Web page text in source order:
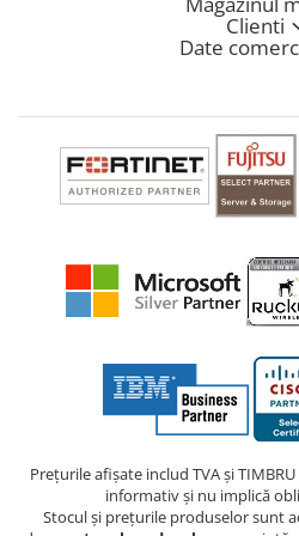
Clienti
Date
Prețurile afișate includ TVA și
informativ și nu implică
Stocul și prețurile produselor sunt